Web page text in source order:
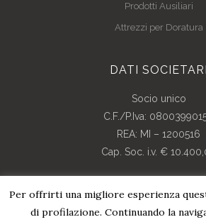
Prodotti Ausiliari
Attrezzi per Doratura
DATI SOCIETARI
Socio unico
C.F./P.Iva:
REA: MI – 1200516
Cap. Soc. i.v. €
© Copyright 2018 | All Rights
Per offrirti una migliore esperienza
di profilazione. Continuando la